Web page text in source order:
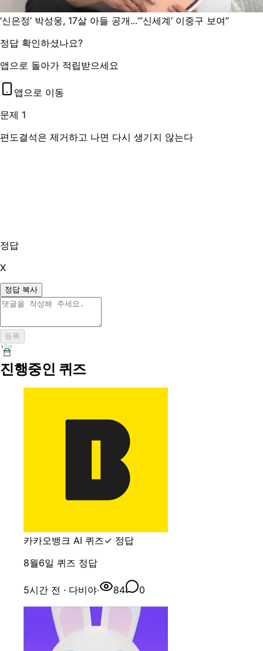
‘신은정’ 박성웅, 17살 아들 공개...“‘신세계’ 이중구 보여”
정답 확인하셨나요?
앱으로 돌아가 적립받으세요
앱으로 이동
문제 1
편도결석은 제거하고 나면 다시 생기지 않는다
정답
X
정답 복사
등록
진행중인 퀴즈
카카오뱅크 AI 퀴즈✓ 정답
8월6일 퀴즈 정답
5시간 전 · 다비야· 84 0